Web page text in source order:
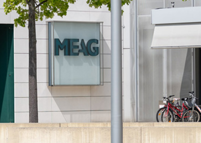
WhatsApp-Gruppen sowie Apps geschehen. Bitte
nutzt, in denen Anlagetipps o.ä. angeboten werden.
Sie im Namen der MEAG aufgefordert werden,
darauf ein. Melden Sie bitte zweifelhafte Aktivitäten an